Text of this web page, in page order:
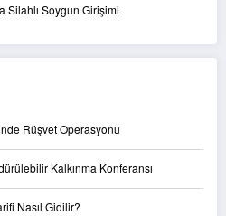
Silahlı Soygun Girişimi
Rüşvet Operasyonu
Kalkınma Konferansı
Nasıl Gidilir?